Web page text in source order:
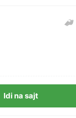
Idi na sajt